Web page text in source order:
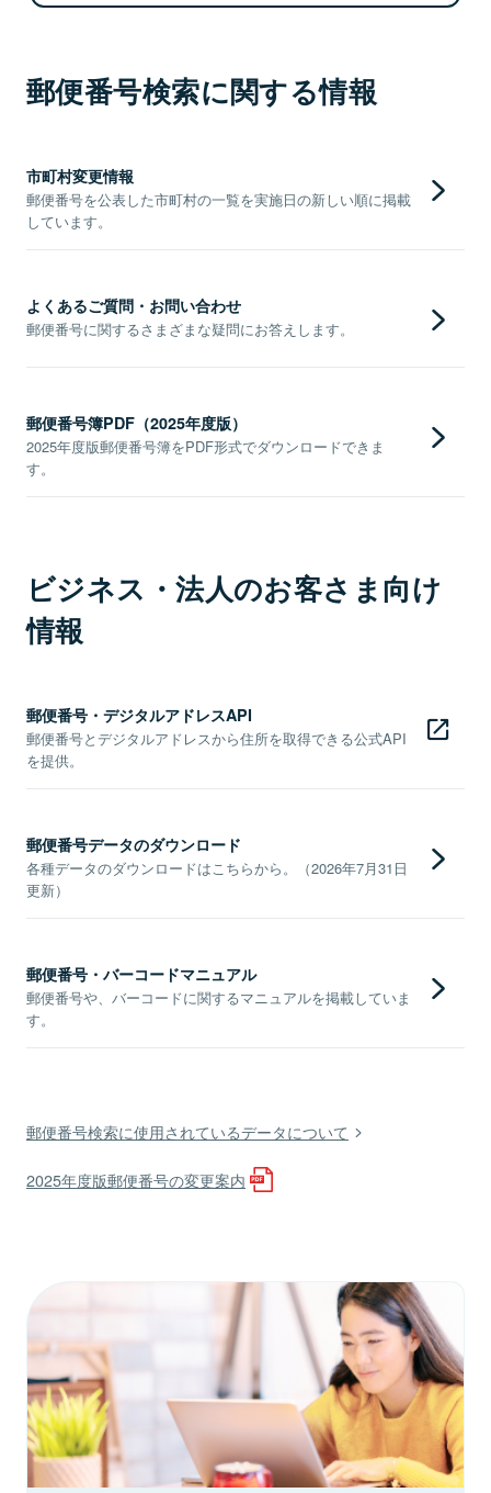
郵便番号検索に関する情報
市町村変更情報
郵便番号を公表した市町村の一覧を実施日の新しい順に掲載
しています。
よくあるご質問・お問い合わせ
郵便番号に関するさまざまな疑問にお答えします。
郵便番号簿PDF（2025年度版）
2025年度版郵便番号簿をPDF形式でダウンロードできま
す。
ビジネス・法人のお客さま向け
情報
郵便番号・デジタルアドレスAPI
郵便番号とデジタルアドレスから住所を取得できる公式API
を提供。
郵便番号データのダウンロード
各種データのダウンロードはこちらから。（2026年7月31日
更新）
郵便番号・バーコードマニュアル
郵便番号や、バーコードに関するマニュアルを掲載していま
す。
郵便番号検索に使用されているデータについて
2025年度版郵便番号の変更案内